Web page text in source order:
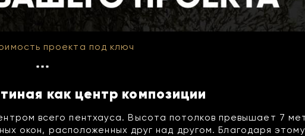
проекта под ключ
***
как центр композиции
всего пентхауса. Высота потолков превышает 7
окон, расположенных друг над другом. Благодаря